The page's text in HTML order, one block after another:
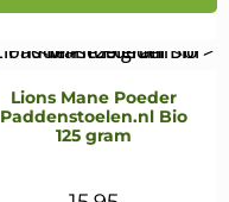
Lions Mane Poeder
Paddenstoelen.nl Bio
125 gram